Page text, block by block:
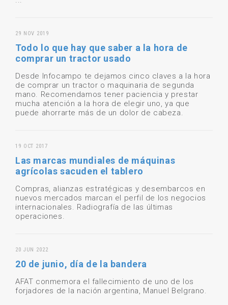
29 NOV 2019
Todo lo que hay que saber a la hora de
comprar un tractor usado
Desde Infocampo te dejamos cinco claves a la hora
de comprar un tractor o maquinaria de segunda
mano. Recomendamos tener paciencia y prestar
mucha atención a la hora de elegir uno, ya que
puede ahorrarte más de un dolor de cabeza.
19 OCT 2017
Las marcas mundiales de máquinas
agrícolas sacuden el tablero
Compras, alianzas estratégicas y desembarcos en
nuevos mercados marcan el perfil de los negocios
internacionales. Radiografía de las últimas
operaciones.
20 JUN 2022
20 de junio, día de la bandera
AFAT conmemora el fallecimiento de uno de los
forjadores de la nación argentina, Manuel Belgrano.